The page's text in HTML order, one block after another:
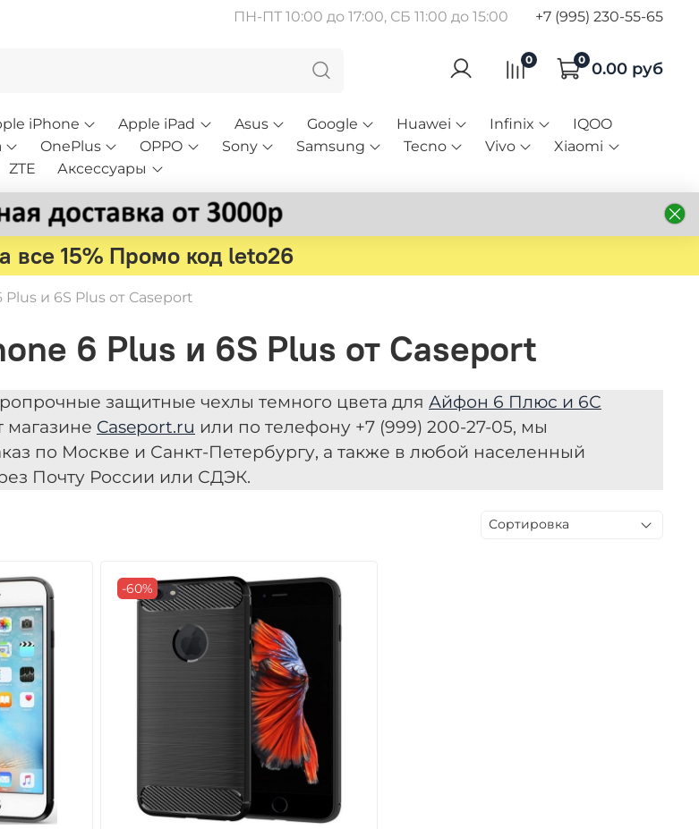
ПН-ПТ 10:00 до 17:00, СБ 11:00 до 15:00 +7 (995) 230-55-65
0 0 0.00 руб
iPhone Apple iPad Asus Google Huawei Infinix
IQOO
OnePlus OPPO Sony Samsung Tecno Vivo
Xiaomi
ZTE
Аксессуары
все 15% Промо код leto26
и 6S Plus от Caseport
6 Plus и 6S Plus от Caseport
защитные чехлы темного цвета для Айфон 6 Плюс и 6С
магазине Caseport.ru или по телефону +7 (999) 200-27-05, мы
по Москве и Санкт-Петербургу, а также в любой населенный
Почту России или СДЭК.
-60%